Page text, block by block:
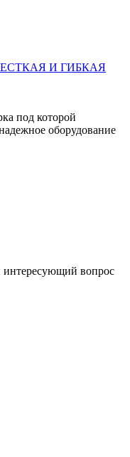
ЖЕСТКАЯ И ГИБКАЯ
под которой
оборудование
интересующий вопрос